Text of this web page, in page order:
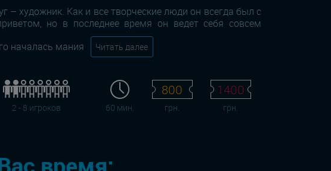
– художник. Как и все творческие люди он всегда был с
но в последнее время он ведет себя совсем
началась мания
Читать далее
2 - 8 игроков 60 мин.
800
грн.
1400
грн.